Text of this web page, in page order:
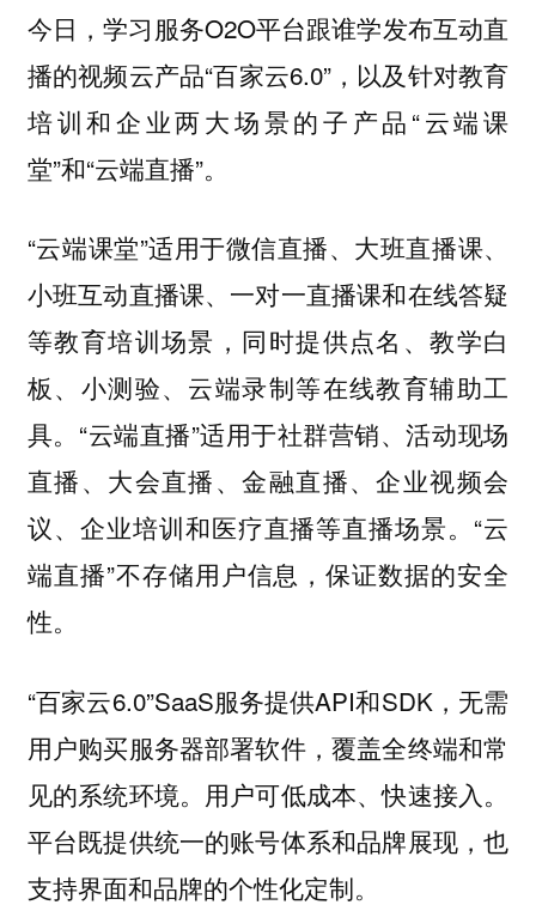
今日，学习服务O2O平台跟谁学发布互动直
播的视频云产品“百家云6.0”，以及针对教育
培训和企业两大场景的子产品“云端课
堂”和“云端直播”。
“云端课堂”适用于微信直播、大班直播课、
小班互动直播课、一对一直播课和在线答疑
等教育培训场景，同时提供点名、教学白
板、小测验、云端录制等在线教育辅助工
具。“云端直播”适用于社群营销、活动现场
直播、大会直播、金融直播、企业视频会
议、企业培训和医疗直播等直播场景。“云
端直播”不存储用户信息，保证数据的安全
性。
“百家云6.0”SaaS服务提供API和SDK，无需
用户购买服务器部署软件，覆盖全终端和常
见的系统环境。用户可低成本、快速接入。
平台既提供统一的账号体系和品牌展现，也
支持界面和品牌的个性化定制。